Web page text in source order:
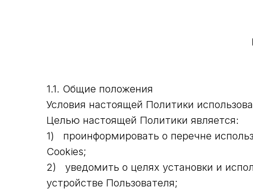
1.1. Общие положения
Условия настоящей Политики
Целью настоящей Политики является:
1) проинформировать о перечне
Cookies;
2) уведомить о целях установки и
устройстве Пользователя;